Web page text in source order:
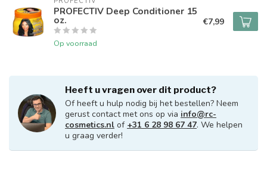
PROFECTIV Deep Conditioner 15
oz.
Op voorraad
€7,99
Heeft u vragen over dit product?
Of heeft u hulp nodig bij het bestellen? Neem
gerust contact met ons op via info@rc-
cosmetics.nl of +31 6 28 98 67 47. We helpen
u graag verder!